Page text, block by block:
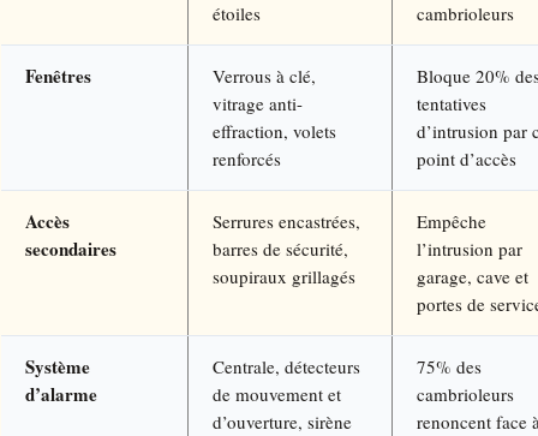
étoiles
cambrioleurs
Fenêtres
Verrous à clé,
vitrage anti-
effraction, volets
renforcés
Bloque 20%
tentatives
d’intrusion par
point d’accès
Accès
secondaires
Serrures encastrées,
barres de sécurité,
soupiraux grillagés
Empêche
l’intrusion par
garage, cave et
portes de
Système
d’alarme
Centrale, détecteurs
de mouvement et
d’ouverture, sirène
75% des
cambrioleurs
renoncent face